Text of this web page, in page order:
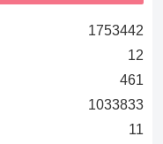
1753442
12
461
1033833
11